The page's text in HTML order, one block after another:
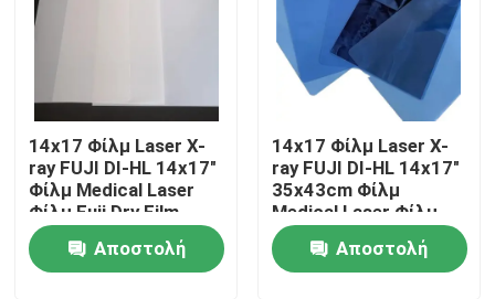
Αρχική Σελίδα
Προϊόντα
14x17 Φίλμ Laser X-
ray FUJI DI-HL 14x17"
Φίλμ Medical Laser
Φίλμ Fuji Dry Film
Αποστολή
14x17 Φίλμ Laser X-
ray FUJI DI-HL 14x17"
35x43cm Φίλμ
Medical Laser Φίλμ
Fuji Dry Film
Αποστολή